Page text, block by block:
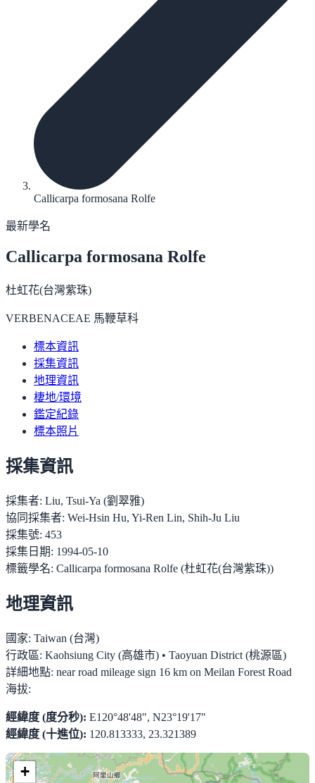
Callicarpa formosana Rolfe
最新學名
Callicarpa formosana Rolfe
杜虹花(台灣紫珠)
VERBENACEAE 馬鞭草科
標本資訊
採集資訊
地理資訊
棲地/環境
鑑定紀錄
標本照片
採集資訊
採集者: Liu, Tsui-Ya (劉翠雅)
協同採集者: Wei-Hsin Hu, Yi-Ren Lin, Shih-Ju Liu
採集號: 453
採集日期: 1994-05-10
標籤學名: Callicarpa formosana Rolfe (杜虹花(台灣紫珠))
地理資訊
國家: Taiwan (台灣)
行政區: Kaohsiung City (高雄市) • Taoyuan District (桃源區)
詳細地點: near road mileage sign 16 km on Meilan Forest Road
海拔:
經緯度 (度分秒): E120°48'48", N23°19'17"
經緯度 (十進位): 120.813333, 23.321389
+